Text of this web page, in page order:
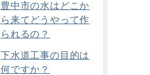
豊中市の水はどこか
ら来てどうやって作
られるの？
下水道工事の目的は
何ですか？